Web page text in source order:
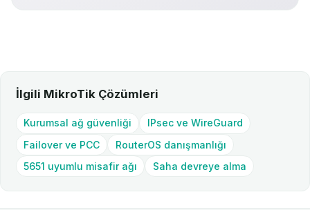
İlgili MikroTik Çözümleri
Kurumsal ağ güvenliği
IPsec ve WireGuard
Failover ve PCC
RouterOS danışmanlığı
5651 uyumlu misafir ağı
Saha devreye alma